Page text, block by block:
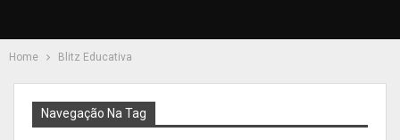
Home Blitz Educativa
Navegação Na Tag